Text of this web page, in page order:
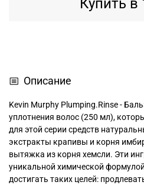
Купить в
Описание
Kevin Murphy Plumping.Rinse -
уплотнения волос (250 мл),
для этой серии средств
экстракты крапивы и корня
вытяжка из корня хемсли. Эти
уникальной химической
достигать таких целей: